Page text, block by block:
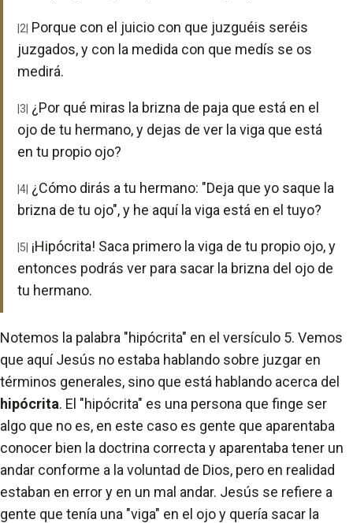
|2| Porque con el juicio con que juzguéis seréis
juzgados, y con la medida con que medís se os
medirá.
|3| ¿Por qué miras la brizna de paja que está en el
ojo de tu hermano, y dejas de ver la viga que está
en tu propio ojo?
|4| ¿Cómo dirás a tu hermano: "Deja que yo saque la
brizna de tu ojo", y he aquí la viga está en el tuyo?
|5| ¡Hipócrita! Saca primero la viga de tu propio ojo, y
entonces podrás ver para sacar la brizna del ojo de
tu hermano.
Notemos la palabra "hipócrita" en el versículo 5. Vemos
que aquí Jesús no estaba hablando sobre juzgar en
términos generales, sino que está hablando acerca del
hipócrita. El "hipócrita" es una persona que finge ser
algo que no es, en este caso es gente que aparentaba
conocer bien la doctrina correcta y aparentaba tener un
andar conforme a la voluntad de Dios, pero en realidad
estaban en error y en un mal andar. Jesús se refiere a
gente que tenía una "viga" en el ojo y quería sacar la